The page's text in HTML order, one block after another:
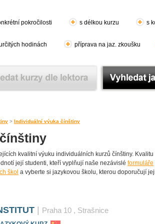
pokročilosti s délkou kurzu s
hodinách příprava na jaz. zkoušku
> Individuální výuka čínštiny
kvalitní výuku individuálních kurzů čínštiny. Kvalitu
její studenti, kteří vyplňují naše nezávislé formuláře
škol a vyberte si jazykovou školu, kterou doporučují
Praha 10 , Strašnice